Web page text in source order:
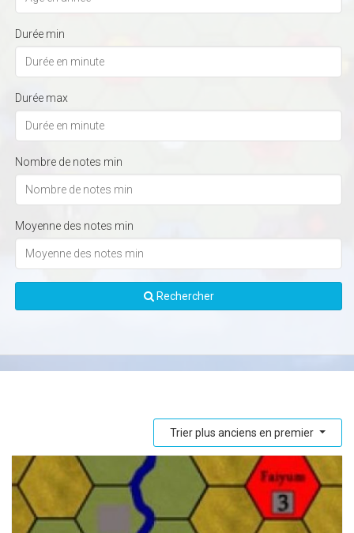
Durée min
Durée max
Nombre de notes min
Moyenne des notes min
Rechercher
Trier plus anciens en premier